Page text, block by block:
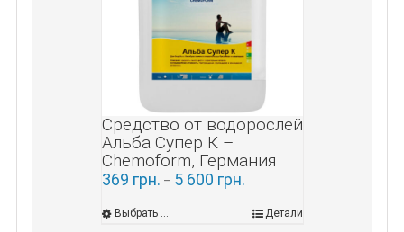
Средство от водорослей
Альба Супер К –
Chemoform, Германия
369 грн. – 5 600 грн.
Выбрать ... Детали